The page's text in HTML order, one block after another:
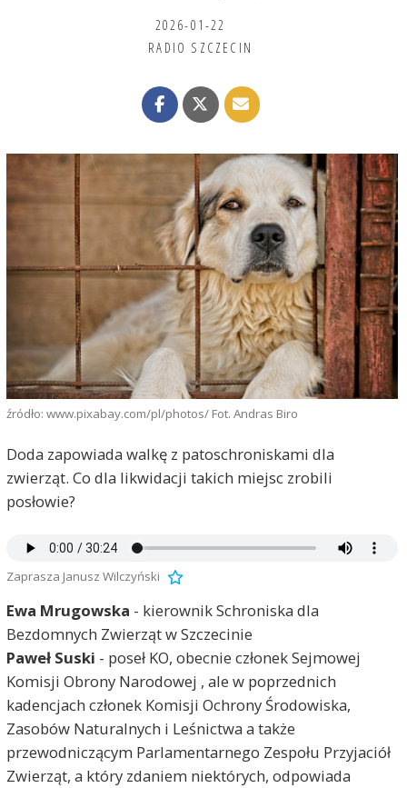
2026-01-22
RADIO SZCZECIN
źródło: www.pixabay.com/pl/photos/ Fot. Andras Biro
Doda zapowiada walkę z patoschroniskami dla
zwierząt. Co dla likwidacji takich miejsc zrobili
posłowie?
Zaprasza Janusz Wilczyński
Ewa Mrugowska - kierownik Schroniska dla
Bezdomnych Zwierząt w Szczecinie
Paweł Suski - poseł KO, obecnie członek Sejmowej
Komisji Obrony Narodowej , ale w poprzednich
kadencjach członek Komisji Ochrony Środowiska,
Zasobów Naturalnych i Leśnictwa a także
przewodniczącym Parlamentarnego Zespołu Przyjaciół
Zwierząt, a który zdaniem niektórych, odpowiada